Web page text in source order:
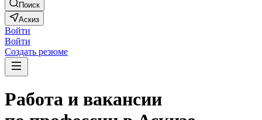
Поиск
Аскиз
Войти
Войти
Создать резюме
Работа и вакансии